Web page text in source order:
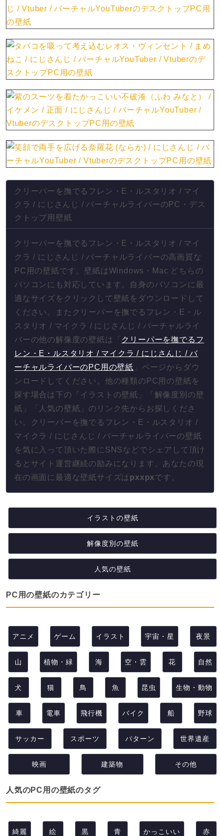
クリーパーを撫でるフレン・E・ルスタリオ / マイ
クラ / にじさんじ / バーチャルライバーのPC・デス
クトップ用壁紙
クリーパーを撫でるフレン・E・ルスタリオ / マイ
クラ / にじさんじ / バーチャルライバーの高画質な
PC用の壁紙です。壁紙はWindows・Mac どちらの
パソコンにも対応しています。自身のパソコンに最
適なサイズをクリックして壁紙をダウンロードして
ください。またクリーパーを撫でるフレン・E・ル
スタリオ / マイクラ / にじさんじ / バーチャルライ
バーの他の解像度の壁紙は「 クリーパーを撫でるフ
レン・E・ルスタリオ / マイクラ / にじさんじ / バ
ーチャルライバーのPC用の壁紙 」ページからダウ
ンロードしてください。他の種類のPC用の壁紙を
探す場合は下の「イラストの壁紙」「解像度別の壁
紙」「人気の壁紙」のリンク先からお探しくださ
い。クリーパーを撫でるフレン・E・ルスタリオ /
マイクラ / にじさんじ / バーチャルライバーの壁紙
を気に入って頂いた際にSNSなどでシェアして頂け
るとサイト運営継続の励みになります。あなたの現
在の画面に最適な壁紙サイズは pxxpxです。
イラストの壁紙
解像度別の壁紙
人気の壁紙
PC用の壁紙のカテゴリー
アニメ ゲーム イラスト 宇宙・星 夜景
山 植物・緑 海 空・雲 花 自然
犬 猫 鳥 魚 昆虫 生物・動物
車 電車 飛行機 バイク 船 野球
サッカー スポーツ パターン 世界遺産
映画 建築物 その他
人気のPC用の壁紙のタグ
綺麗 絵 黒 青 かっこいい 赤